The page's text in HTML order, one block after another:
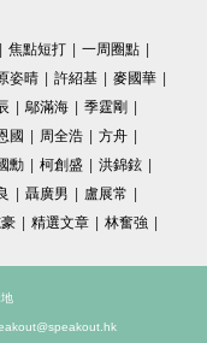
| 焦點短打 | 一周圈點 |
姿晴 | 許紹基 | 麥國華 |
| 鄔滿海 | 季霆剛 |
國 | 周全浩 | 方舟 |
勳 | 柯創盛 | 洪錦鉉 |
| 聶廣男 | 盧展常 |
| 精選文章 | 林奮強 |